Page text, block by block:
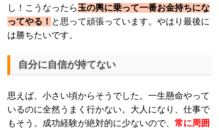
し！こうなったら玉の輿に乗って一番お金持ちにな
ってやる！ と思って頑張っています。やはり最後に
は勝ちたいです。
自分に自信が持てない
思えば、小さい頃からそうでした。一生懸命やって
いるのに全然うまく行かない。大人になり、仕事で
もそう。成功経験が絶対的に少ないので、 常に周囲